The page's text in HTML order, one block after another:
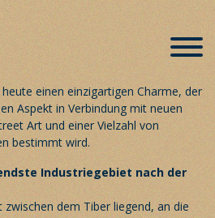
Auferstehung
einen einzigartigen Charme, der
Aspekt in Verbindung mit neuen
Art und einer Vielzahl von
bestimmt wird.
Industriegebiet nach der
dem Tiber liegend, an die